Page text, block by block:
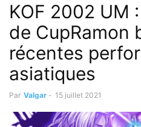
KOF 2002 UM
de CupRamon
récentes
asiatiques
Par Valgar - 15 juillet 2021